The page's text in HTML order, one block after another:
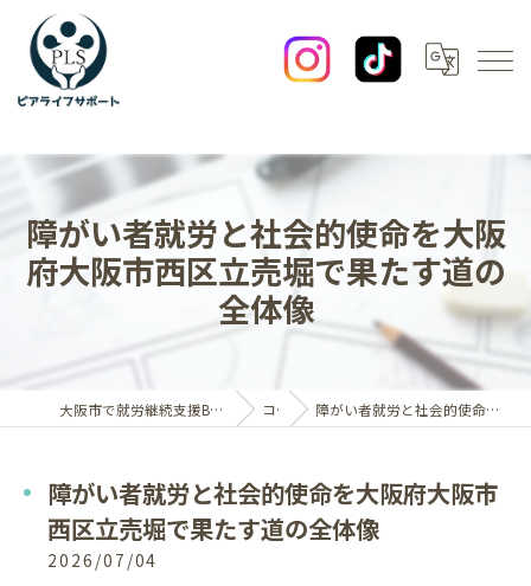
障がい者就労と社会的使命を大阪
府大阪市西区立売堀で果たす道の
全体像
大阪市で就労継続支援B型なら一般社団法人ピアライフサポート コラム 障がい者就労と社会的使命を大阪府大阪市西区立売堀で果たす道の全体像
障がい者就労と社会的使命を大阪府大阪市
西区立売堀で果たす道の全体像
2026/07/04